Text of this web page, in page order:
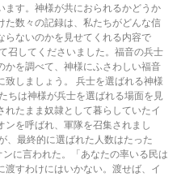
す。神様が共におられるかどうか
た数々の記録は、私たちがどんな信
らないのかを見せてくれる内容で
召してくださいました。福音の兵士
かを調べて、神様にふさわしい福音
しましょう。 兵士を選ばれる神様
ちは神様が兵士を選ばれる場面を見
たまま奴隷として暮らしていたイ
を呼ばれ、軍隊を召集されまし
、最終的に選ばれた人数はたった
に言われた。「あなたの率いる民は
すわけにはいかない。渡せば、イ